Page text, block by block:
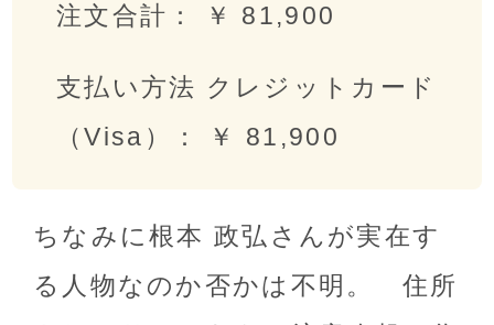
注文合計： ￥ 81,900
支払い方法 クレジットカード
（Visa）： ￥ 81,900
ちなみに根本 政弘さんが実在す
る人物なのか否かは不明。 住所